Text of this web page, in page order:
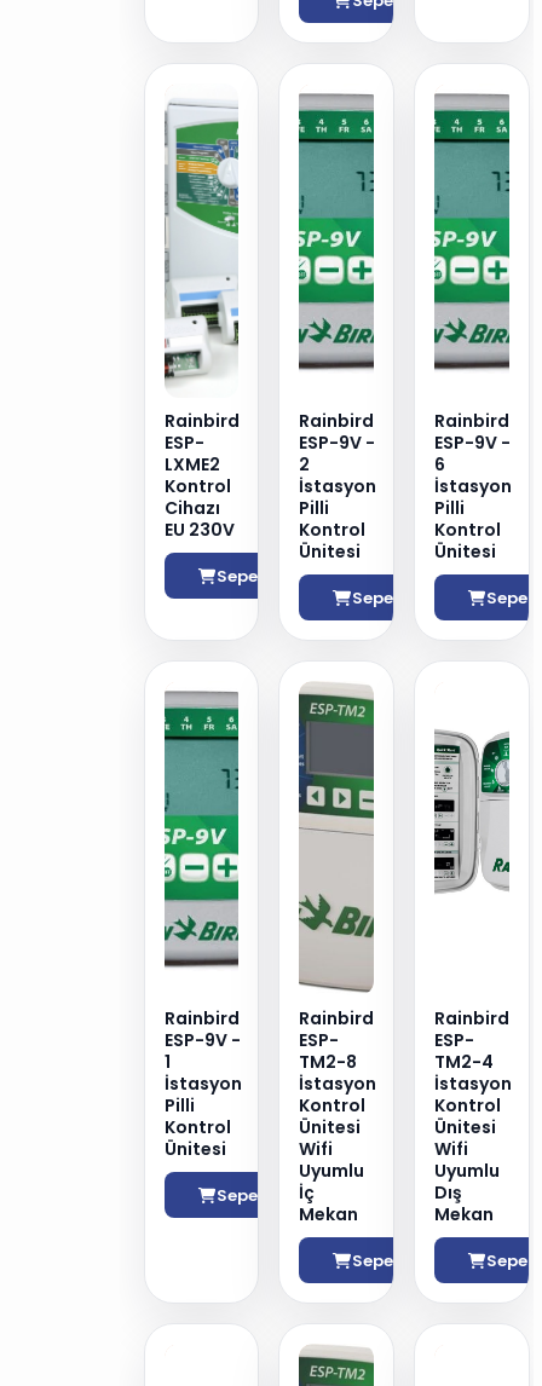
Rainbird
ESP-
LXME2
Kontrol
Cihazı
EU 230V
Sepete Ekle
Rainbird
ESP-9V -
2
İstasyon
Pilli
Kontrol
Ünitesi
Sepete Ekle
Rainbird
ESP-9V -
6
İstasyon
Pilli
Kontrol
Ünitesi
Rainbird
ESP-9V -
1
İstasyon
Pilli
Kontrol
Ünitesi
Sepete Ekle
Rainbird
ESP-
TM2-8
İstasyon
Kontrol
Ünitesi
Wifi
Uyumlu
İç
Mekan
Sepete Ekle
Rainbird
ESP-
TM2-4
İstasyon
Kontrol
Ünitesi
Wifi
Uyumlu
Dış
Mekan